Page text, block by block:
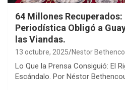
64 Millones Recuperados:
Periodística Obligó a
las Viandas.
13 octubre, 2025 Nestor
Lo Que la Prensa Consiguió: El
Escándalo. Por Néstor